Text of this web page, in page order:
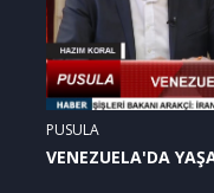
PUSULA
VENEZUELA'DA